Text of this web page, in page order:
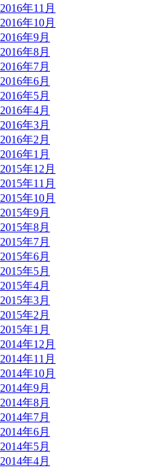
2016年11月
2016年10月
2016年9月
2016年8月
2016年7月
2016年6月
2016年5月
2016年4月
2016年3月
2016年2月
2016年1月
2015年12月
2015年11月
2015年10月
2015年9月
2015年8月
2015年7月
2015年6月
2015年5月
2015年4月
2015年3月
2015年2月
2015年1月
2014年12月
2014年11月
2014年10月
2014年9月
2014年8月
2014年7月
2014年6月
2014年5月
2014年4月